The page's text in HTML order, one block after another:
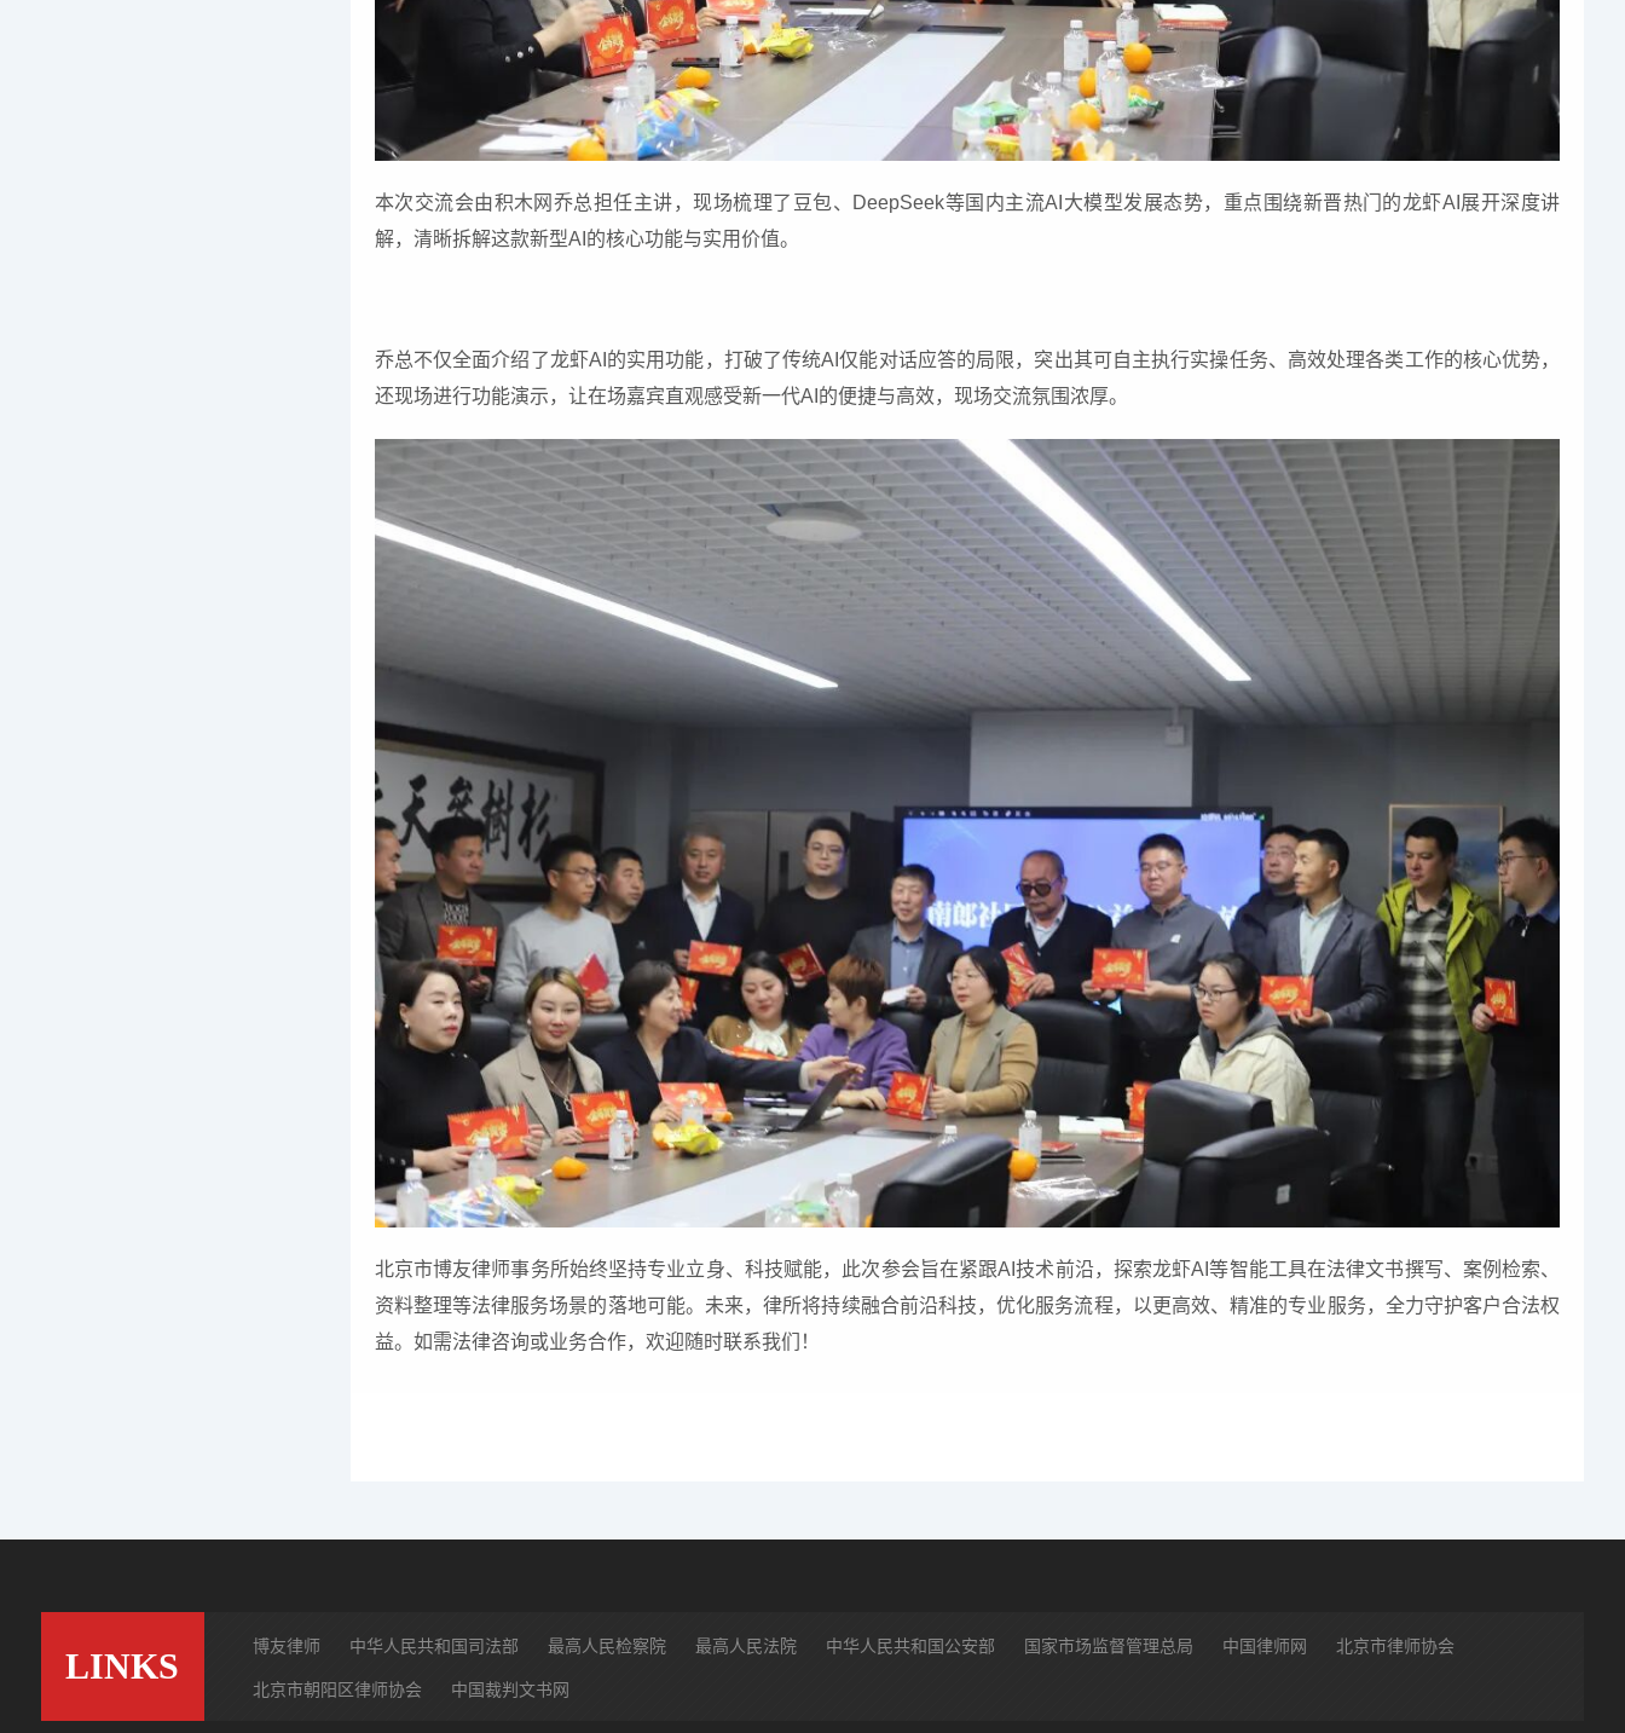
本次交流会由积木网乔总担任主讲，现场梳理了豆包、DeepSeek等国内主流AI大模型发展态势，重点围绕新晋热门的龙虾AI展开深度讲
解，清晰拆解这款新型AI的核心功能与实用价值。
乔总不仅全面介绍了龙虾AI的实用功能，打破了传统AI仅能对话应答的局限，突出其可自主执行实操任务、高效处理各类工作的核心优势，
还现场进行功能演示，让在场嘉宾直观感受新一代AI的便捷与高效，现场交流氛围浓厚。
北京市博友律师事务所始终坚持专业立身、科技赋能，此次参会旨在紧跟AI技术前沿，探索龙虾AI等智能工具在法律文书撰写、案例检索、
资料整理等法律服务场景的落地可能。未来，律所将持续融合前沿科技，优化服务流程，以更高效、精准的专业服务，全力守护客户合法权
益。如需法律咨询或业务合作，欢迎随时联系我们！
LINKS 博友律师 中华人民共和国司法部 最高人民检察院 最高人民法院 中华人民共和国公安部 国家市场监督管理总局 中国律师网 北京市律师协会
北京市朝阳区律师协会 中国裁判文书网